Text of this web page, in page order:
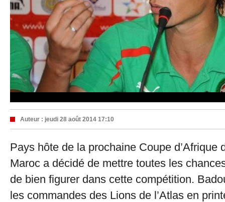
Auteur : jeudi 28 août 2014 17:10
Pays hôte de la prochaine Coupe d’Afrique
Maroc a décidé de mettre toutes les
de bien figurer dans cette compétition.
les commandes des Lions de l’Atlas en